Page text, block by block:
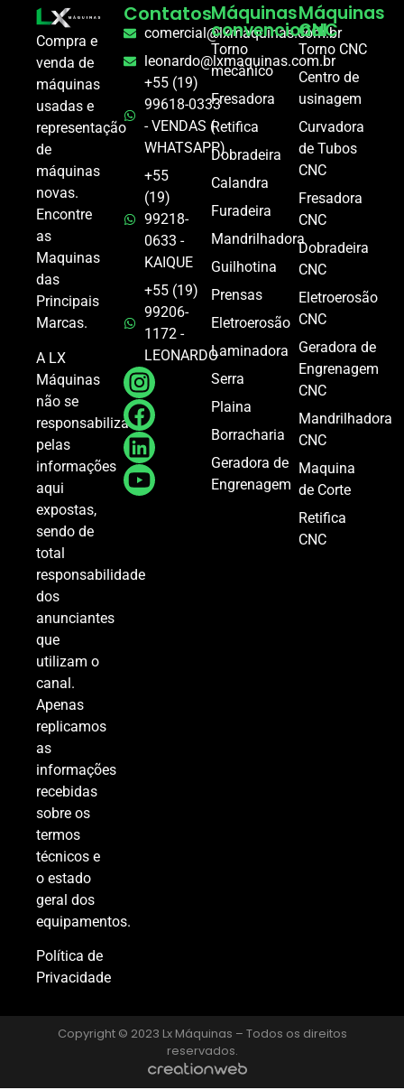
Compra e
venda de
máquinas
usadas e
representação
de
máquinas
novas.
Encontre
as
Maquinas
das
Principais
Marcas.
A LX
Máquinas
não se
responsabiliza
pelas
informações
aqui
expostas,
sendo de
total
responsabilidade
dos
anunciantes
que
utilizam o
canal.
Apenas
replicamos
as
informações
recebidas
sobre os
termos
técnicos e
o estado
geral dos
equipamentos.
Política de
Privacidade
Contatos
comercial@lxmaquinas.com.br
leonardo@lxmaquinas.com.br
+55 (19)
99618-0333
- VENDAS (
WHATSAPP)
+55
(19)
99218-
0633 -
KAIQUE
+55 (19)
99206-
1172 -
LEONARDO
Máquinas
convencional
Torno
mecânico
Fresadora
Retifica
Dobradeira
Calandra
Furadeira
Mandrilhadora
Guilhotina
Prensas
Eletroerosão
Laminadora
Serra
Plaina
Borracharia
Geradora de
Engrenagem
Máquinas
CNC
Torno CNC
Centro de
usinagem
Curvadora
de Tubos
CNC
Fresadora
CNC
Dobradeira
CNC
Eletroerosão
CNC
Geradora de
Engrenagem
CNC
Mandrilhadora
CNC
Maquina
de Corte
Retifica
CNC
Copyright © 2023 Lx Máquinas – Todos os direitos
reservados.